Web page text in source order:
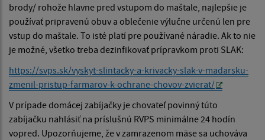
brody/ rohože hlavne pred vstupom do maštale, najlepšie je
používať pripravenú obuv a oblečenie výlučne určenú len pre
vstup do maštale. To isté platí pre používané náradie. Ak to nie
je možné, všetko treba dezinfikovať prípravkom proti SLAK:
https://svps.sk/vyskyt-slintacky-a-krivacky-slak-v-madarsku-
zmenil-pristup-farmarov-k-ochrane-chovov-zvierat/
V prípade domácej zabíjačky je chovateľ povinný túto
zabíjačku nahlásiť na príslušnú RVPS minimálne 24 hodín
vopred. Upozorňujeme, že v zamrazenom mäse sa uchováva